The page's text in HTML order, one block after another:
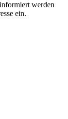
werden
ein.